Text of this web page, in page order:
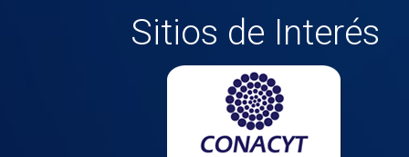
Sitios de Interés